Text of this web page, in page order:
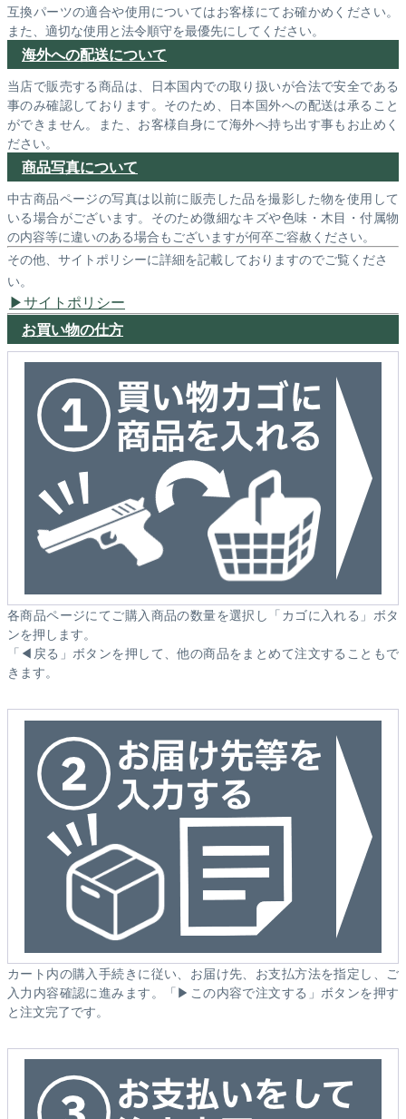
互換パーツの適合や使用についてはお客様にてお確かめください。
また、適切な使用と法令順守を最優先にしてください。
海外への配送について
当店で販売する商品は、日本国内での取り扱いが合法で安全である
事のみ確認しております。そのため、日本国外への配送は承ること
ができません。また、お客様自身にて海外へ持ち出す事もお止めく
ださい。
商品写真について
中古商品ページの写真は以前に販売した品を撮影した物を使用して
いる場合がございます。そのため微細なキズや色味・木目・付属物
の内容等に違いのある場合もございますが何卒ご容赦ください。
その他、サイトポリシーに詳細を記載しておりますのでご覧くださ
い。
サイトポリシー
お買い物の仕方
各商品ページにてご購入商品の数量を選択し「カゴに入れる」ボタ
ンを押します。
「◀戻る」ボタンを押して、他の商品をまとめて注文することもで
きます。
カート内の購入手続きに従い、お届け先、お支払方法を指定し、ご
入力内容確認に進みます。「▶この内容で注文する」ボタンを押す
と注文完了です。